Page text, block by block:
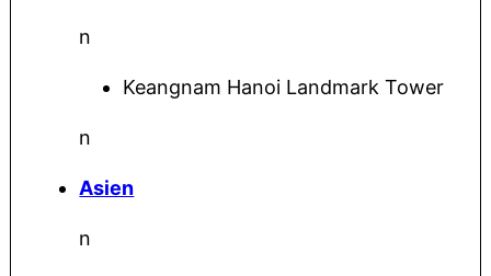
n
Keangnam Hanoi Landmark Tower
n
Asien
n